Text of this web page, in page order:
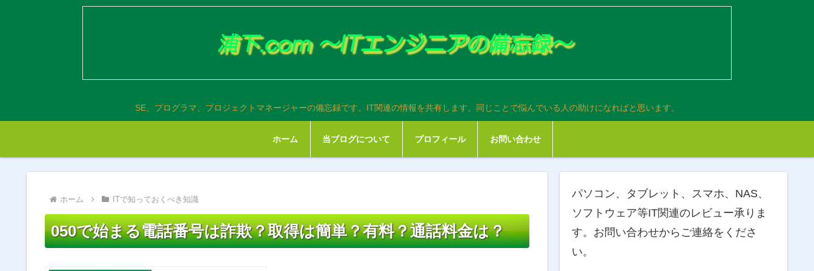
SE、プログラマ、プロジェクトマネージャーの備忘録です。IT関連の情報を共有します。同じことで悩んでいる人の助けになればと思います。
ホーム 当ブログについて プロフィール お問い合わせ
ホーム ITで知っておくべき知識
050で始まる電話番号は詐欺？取得は簡単？有料？通話料金は？
パソコン、タブレット、スマホ、NAS、
ソフトウェア等IT関連のレビュー承りま
す。お問い合わせからご連絡をくださ
い。